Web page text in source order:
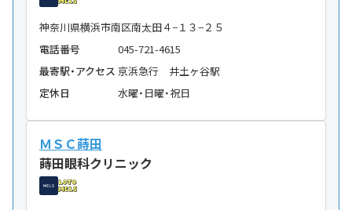
神奈川県横浜市南区南太田４−１３−２５
電話番号
045-721-4615
最寄駅・アクセス 京浜急行 井土ヶ谷駅
定休日
水曜・日曜・祝日
ＭＳＣ蒔田
蒔田眼科クリニック